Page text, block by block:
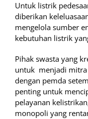
Untuk listrik
diberikan
mengelola sumber
kebutuhan listrik
Pihak swasta yang
untuk menjadi mitra
dengan pemda
penting untuk
pelayanan
monopoli yang